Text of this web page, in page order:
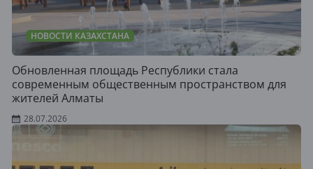
НОВОСТИ КАЗАХСТАНА
Обновленная площадь Республики стала
современным общественным пространством для
жителей Алматы
28.07.2026